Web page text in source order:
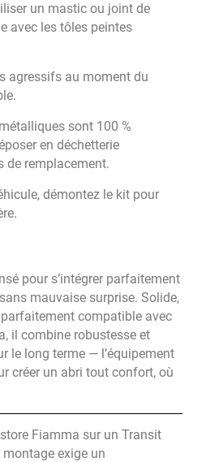
un mastic ou joint de
avec les tôles peintes
agressifs au moment du
sont 100 %
en déchetterie
de remplacement.
démontez le kit pour
pour s’intégrer parfaitement
mauvaise surprise. Solide,
compatible avec
il combine robustesse et
le long terme — l’équipement
créer un abri tout confort, où
Fiamma sur un Transit
montage exige un